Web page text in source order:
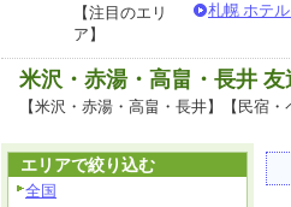
【注目のエリ
ア】
札幌 ホテ
米沢・赤湯・高畠・長井
【米沢・赤湯・高畠・長井】【民宿
エリアで絞り込む
全国